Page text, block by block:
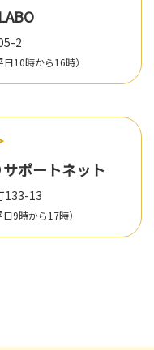
2
日10時から16時）
ポートネット
133-13
9時から17時）